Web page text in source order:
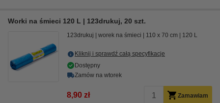
Worki na śmieci 120 L | 123drukuj, 20 szt.
123drukuj worek na śmieci 110 x 70 cm 120 L
Kliknij i sprawdź całą specyfikacje
Dostępny
Zamów na wtorek
8,90 zł Zamawiam